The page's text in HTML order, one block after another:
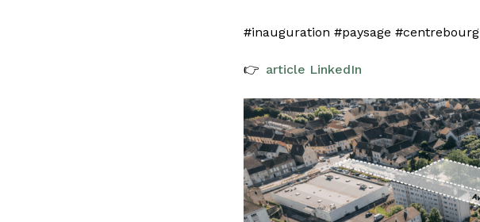
#inauguration #paysage #centrebourg
👉 article LinkedIn